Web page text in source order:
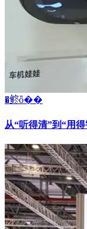
�鿴ȫ��
从“听得清”到“用